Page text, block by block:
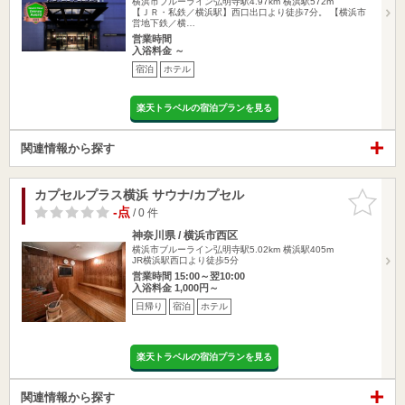
【ＪＲ・私鉄／横浜駅】西口出口より徒歩7分。 【横浜市
営地下鉄／横…
営業時間
入浴料金 ～
宿泊 ホテル
楽天トラベルの宿泊プランを見る
関連情報から探す
お気に入
りに追加
カプセルプラス横浜 サウナ/カプセル
-点/ 0 件
神奈川県 / 横浜市西区
横浜市ブルーライン弘明寺駅5.02km 横浜駅405m
JR横浜駅西口より徒歩5分
営業時間 15:00～翌10:00
入浴料金 1,000円～
日帰り 宿泊 ホテル
楽天トラベルの宿泊プランを見る
関連情報から探す